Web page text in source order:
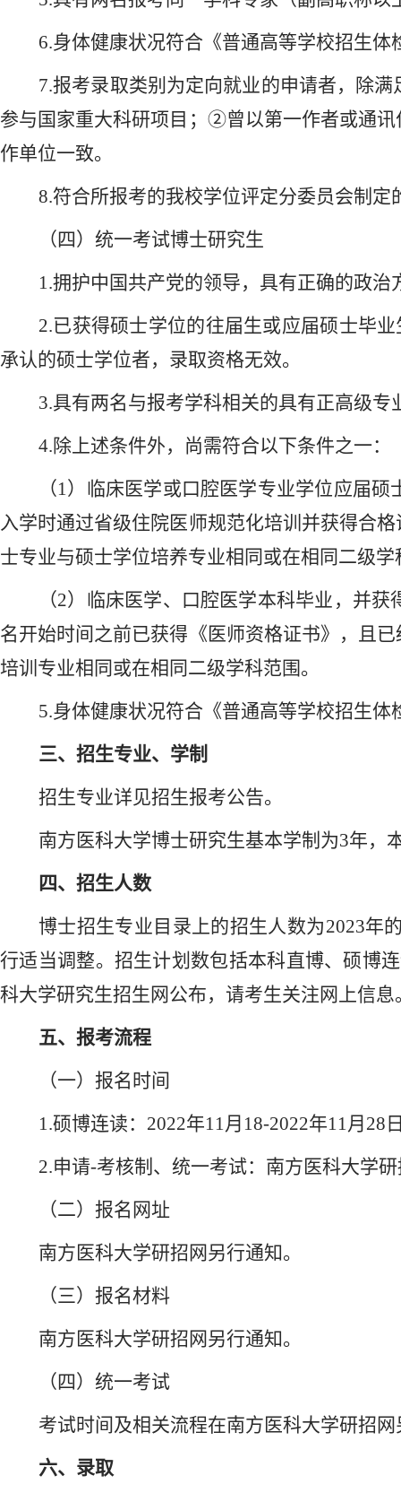
6.身体健康状况符合《普通高等学校招生
7.报考录取类别为定向就业的申请者，除
参与国家重大科研项目；②曾以第一作者或通
作单位一致。
8.符合所报考的我校学位评定分委员会制定
（四）统一考试博士研究生
1.拥护中国共产党的领导，具有正确的政
2.已获得硕士学位的往届生或应届硕士毕
承认的硕士学位者，录取资格无效。
3.具有两名与报考学科相关的具有正高级专
4.除上述条件外，尚需符合以下条件之一：
（1）临床医学或口腔医学专业学位应届
入学时通过省级住院医师规范化培训并获得合
士专业与硕士学位培养专业相同或在相同二级学
（2）临床医学、口腔医学本科毕业，并
名开始时间之前已获得《医师资格证书》，且
培训专业相同或在相同二级学科范围。
5.身体健康状况符合《普通高等学校招生
三、招生专业、学制
招生专业详见招生报考公告。
南方医科大学博士研究生基本学制为3年，
四、招生人数
博士招生专业目录上的招生人数为2023年
行适当调整。招生计划数包括本科直博、硕博
科大学研究生招生网公布，请考生关注网上信息
五、报考流程
（一）报名时间
1.硕博连读：2022年11月 18-2022年11月28
2.申请-考核制、统一考试：南方医科大学
（二）报名网址
南方医科大学研招网另行通知。
（三）报名材料
南方医科大学研招网另行通知。
（四）统一考试
考试时间及相关流程在南方医科大学研招
六、录取